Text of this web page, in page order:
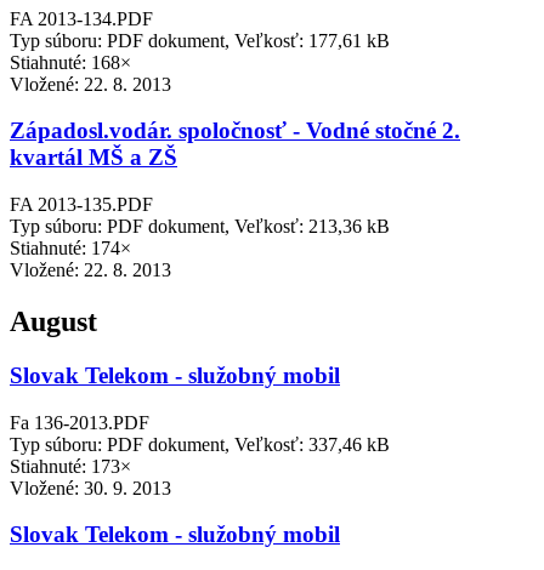
FA 2013-134.PDF
Typ súboru: PDF dokument, Veľkosť: 177,61 kB
Stiahnuté: 168×
Vložené: 22. 8. 2013
Západosl.vodár. spoločnosť - Vodné stočné 2.
kvartál MŠ a ZŠ
FA 2013-135.PDF
Typ súboru: PDF dokument, Veľkosť: 213,36 kB
Stiahnuté: 174×
Vložené: 22. 8. 2013
August
Slovak Telekom - služobný mobil
Fa 136-2013.PDF
Typ súboru: PDF dokument, Veľkosť: 337,46 kB
Stiahnuté: 173×
Vložené: 30. 9. 2013
Slovak Telekom - služobný mobil